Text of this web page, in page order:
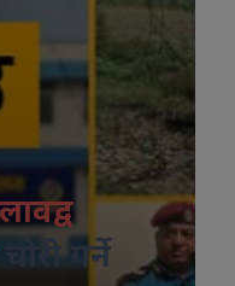
चोरी गर्ने